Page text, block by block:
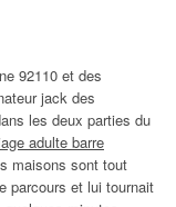
92110 et des
jack des
les deux parties du
adulte barre
maisons sont tout
parcours et lui tournait